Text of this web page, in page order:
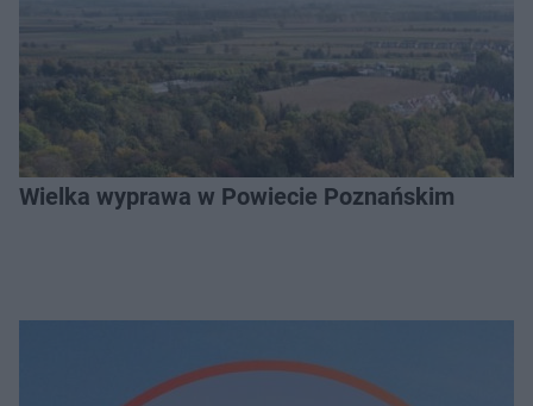
Wielka wyprawa w Powiecie Poznańskim